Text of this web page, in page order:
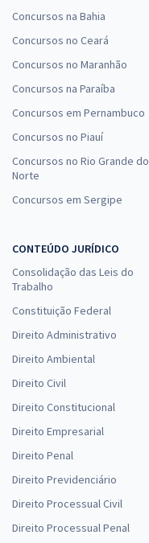
Concursos na Bahia
Concursos no Ceará
Concursos no Maranhão
Concursos na Paraíba
Concursos em Pernambuco
Concursos no Piauí
Concursos no Rio Grande do
Norte
Concursos em Sergipe
CONTEÚDO JURÍDICO
Consolidação das Leis do
Trabalho
Constituição Federal
Direito Administrativo
Direito Ambiental
Direito Civil
Direito Constitucional
Direito Empresarial
Direito Penal
Direito Previdenciário
Direito Processual Civil
Direito Processual Penal